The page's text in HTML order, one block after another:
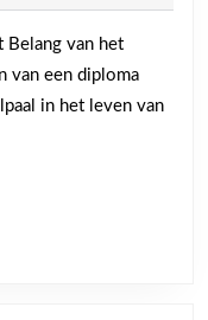
het
Diploma
Lager
Belang van het
van een diploma
in het leven van